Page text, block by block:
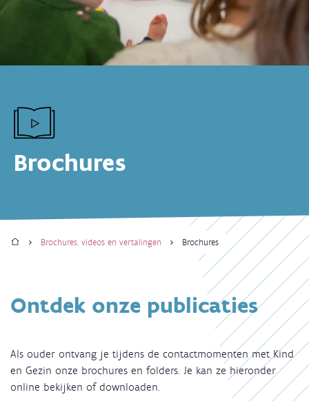
Brochures
HomeBrochures, video's en vertalingen Brochures
Ontdek onze publicaties
Als ouder ontvang je tijdens de contactmomenten met Kind
en Gezin onze brochures en folders. Je kan ze hieronder
online bekijken of downloaden.